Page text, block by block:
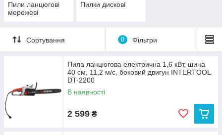
Пили ланцюгові
мережеві
Пилки дискові
Сортування 0 Фільтри
Пила ланцюгова електрична 1,6 кВт, шина
40 см, 11,2 м/с, боковий двигун INTERTOOL
DT-2200
В наявності
2 599 ₴